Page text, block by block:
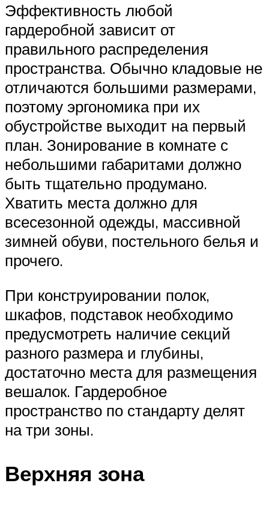
Эффективность любой
гардеробной зависит от
правильного распределения
пространства. Обычно кладовые не
отличаются большими размерами,
поэтому эргономика при их
обустройстве выходит на первый
план. Зонирование в комнате с
небольшими габаритами должно
быть тщательно продумано.
Хватить места должно для
всесезонной одежды, массивной
зимней обуви, постельного белья и
прочего.
При конструировании полок,
шкафов, подставок необходимо
предусмотреть наличие секций
разного размера и глубины,
достаточно места для размещения
вешалок. Гардеробное
пространство по стандарту делят
на три зоны.
Верхняя зона